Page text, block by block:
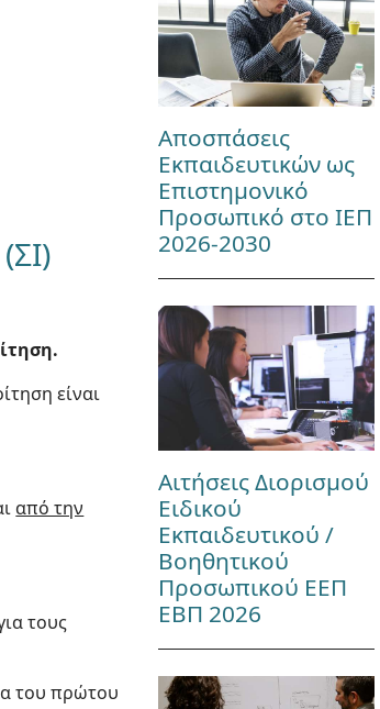
είναι
από την
τους
του πρώτου
Αποσπάσεις
Εκπαιδευτικών ως
Επιστημονικό
Προσωπικό στο ΙΕΠ
2026-2030
Αιτήσεις Διορισμού
Ειδικού
Εκπαιδευτικού /
Βοηθητικού
Προσωπικού ΕΕΠ
ΕΒΠ 2026